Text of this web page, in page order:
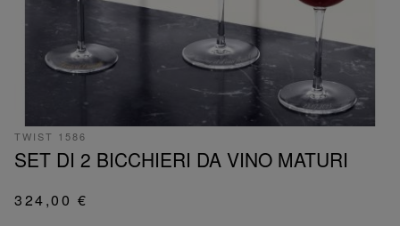
TWIST 1586
SET DI 2 BICCHIERI DA VINO MATURI
324,00 €